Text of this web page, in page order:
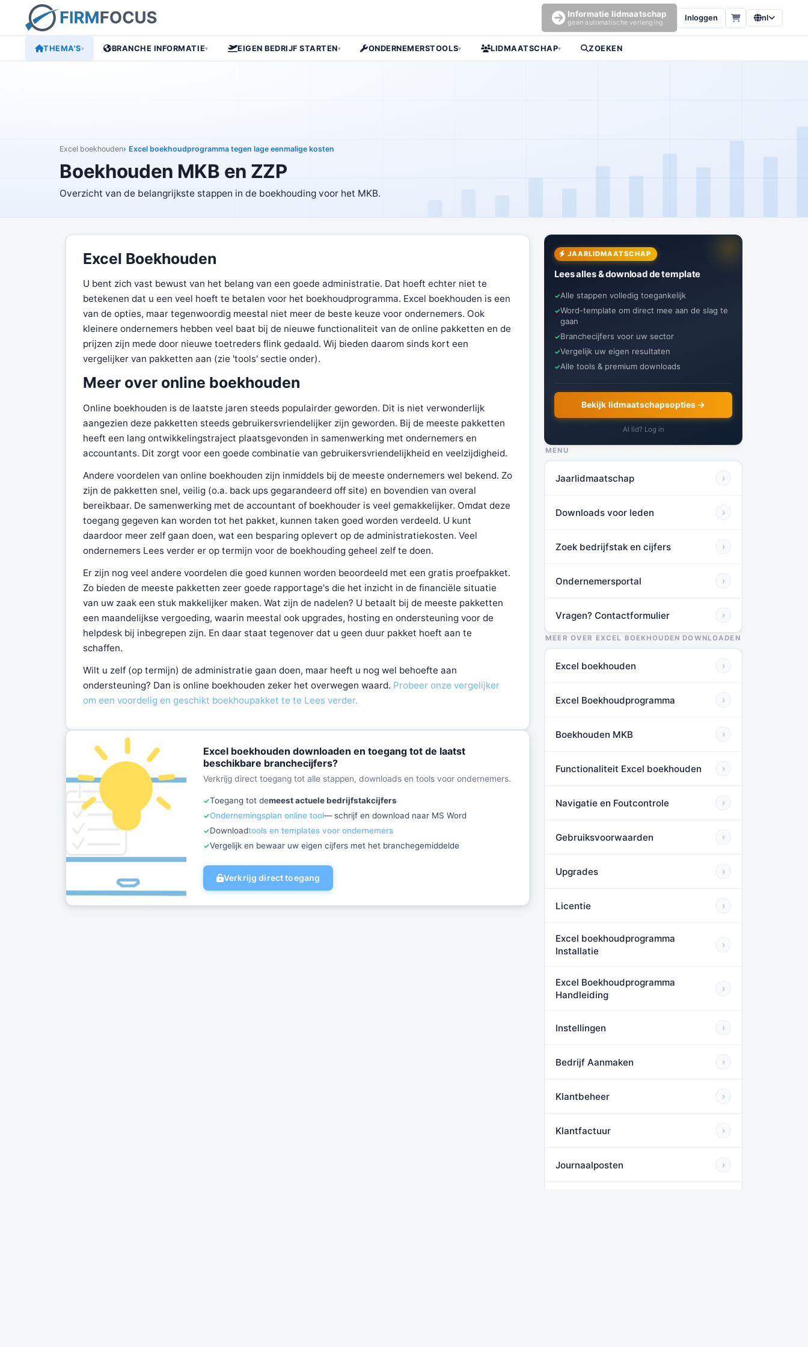
Informatie lidmaatschap
geen automatische verlenging
Inloggen nl
THEMA'S▾ BRANCHE INFORMATIE▾ EIGEN BEDRIJF STARTEN▾ ONDERNEMERSTOOLS▾ LIDMAATSCHAP▾ ZOEKEN
Excel boekhouden Excel boekhoudprogramma tegen lage eenmalige kosten
Boekhouden MKB en ZZP
Overzicht van de belangrijkste stappen in de boekhouding voor het MKB.
Excel Boekhouden
U bent zich vast bewust van het belang van een goede administratie. Dat hoeft echter niet te
betekenen dat u een veel hoeft te betalen voor het boekhoudprogramma. Excel boekhouden is een
van de opties, maar tegenwoordig meestal niet meer de beste keuze voor ondernemers. Ook
kleinere ondernemers hebben veel baat bij de nieuwe functionaliteit van de online pakketten en de
prijzen zijn mede door nieuwe toetreders flink gedaald. Wij bieden daarom sinds kort een
vergelijker van pakketten aan (zie 'tools' sectie onder).
Meer over online boekhouden
Online boekhouden is de laatste jaren steeds populairder geworden. Dit is niet verwonderlijk
aangezien deze pakketten steeds gebruikersvriendelijker zijn geworden. Bij de meeste pakketten
heeft een lang ontwikkelingstraject plaatsgevonden in samenwerking met ondernemers en
accountants. Dit zorgt voor een goede combinatie van gebruikersvriendelijkheid en veelzijdigheid.
Andere voordelen van online boekhouden zijn inmiddels bij de meeste ondernemers wel bekend. Zo
zijn de pakketten snel, veilig (o.a. back ups gegarandeerd off site) en bovendien van overal
bereikbaar. De samenwerking met de accountant of boekhouder is veel gemakkelijker. Omdat deze
toegang gegeven kan worden tot het pakket, kunnen taken goed worden verdeeld. U kunt
daardoor meer zelf gaan doen, wat een besparing oplevert op de administratiekosten. Veel
ondernemers Lees verder er op termijn voor de boekhouding geheel zelf te doen.
Er zijn nog veel andere voordelen die goed kunnen worden beoordeeld met een gratis proefpakket.
Zo bieden de meeste pakketten zeer goede rapportage's die het inzicht in de financiële situatie
van uw zaak een stuk makkelijker maken. Wat zijn de nadelen? U betaalt bij de meeste pakketten
een maandelijkse vergoeding, waarin meestal ook upgrades, hosting en ondersteuning voor de
helpdesk bij inbegrepen zijn. En daar staat tegenover dat u geen duur pakket hoeft aan te
schaffen.
Wilt u zelf (op termijn) de administratie gaan doen, maar heeft u nog wel behoefte aan
ondersteuning? Dan is online boekhouden zeker het overwegen waard. Probeer onze vergelijker
om een voordelig en geschikt boekhoupakket te te Lees verder.
Excel boekhouden downloaden en toegang tot de laatst
beschikbare branchecijfers?
Verkrijg direct toegang tot alle stappen, downloads en tools voor ondernemers.
Toegang tot demeest actuele bedrijfstakcijfers
Ondernemingsplan online tool— schrijf en download naar MS Word
Downloadtools en templates voor ondernemers
Vergelijk en bewaar uw eigen cijfers met het branchegemiddelde
Verkrijg direct toegang
JAARLIDMAATSCHAP
Lees alles & download de template
Alle stappen volledig toegankelijk
Word-template om direct mee aan de slag te
gaan
Branchecijfers voor uw sector
Vergelijk uw eigen resultaten
Alle tools & premium downloads
Bekijk lidmaatschapsopties →
Al lid? Log in
MENU
Jaarlidmaatschap ›
Downloads voor leden ›
Zoek bedrijfstak en cijfers ›
Ondernemersportal ›
Vragen? Contactformulier ›
MEER OVER EXCEL BOEKHOUDEN DOWNLOADEN
Excel boekhouden ›
Excel Boekhoudprogramma ›
Boekhouden MKB ›
Functionaliteit Excel boekhouden ›
Navigatie en Foutcontrole ›
Gebruiksvoorwaarden ›
Upgrades ›
Licentie ›
Excel boekhoudprogramma
Installatie
›
Excel Boekhoudprogramma
Handleiding
›
Instellingen ›
Bedrijf Aanmaken ›
Klantbeheer ›
Klantfactuur ›
Journaalposten ›